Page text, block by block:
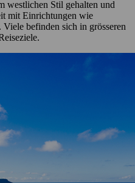
westlichen Stil gehalten und
mit Einrichtungen wie
befinden sich in grösseren